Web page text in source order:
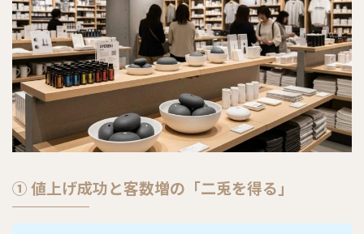
① 値上げ成功と客数増の「二兎を得る」